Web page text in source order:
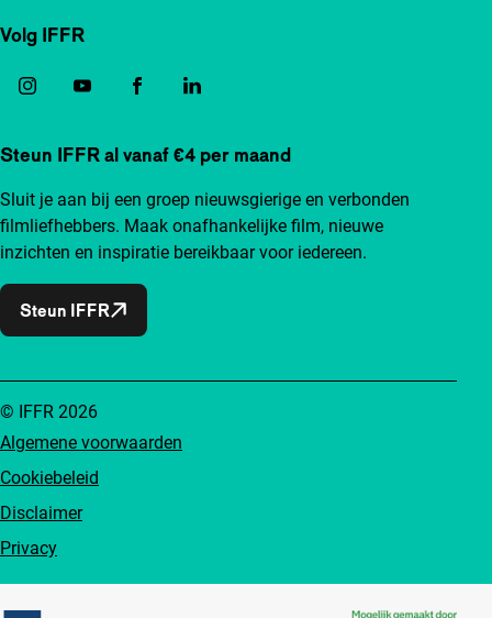
Volg IFFR
Steun IFFR al vanaf €4 per maand
Sluit je aan bij een groep nieuwsgierige en verbonden
filmliefhebbers. Maak onafhankelijke film, nieuwe
inzichten en inspiratie bereikbaar voor iedereen.
Steun IFFR
Algemene voorwaarden
Cookiebeleid
Disclaimer
Privacy
© IFFR 2026